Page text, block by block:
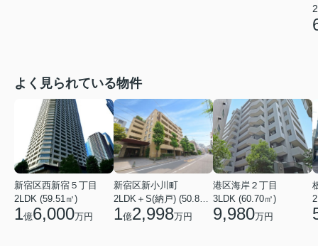
よく見られている物件
新宿区西新宿５丁目
2LDK (59.51㎡)
1億6,000万円
新宿区新小川町
1億2,998万円
港区海岸２丁目
3LDK (60.70㎡)
9,980万円